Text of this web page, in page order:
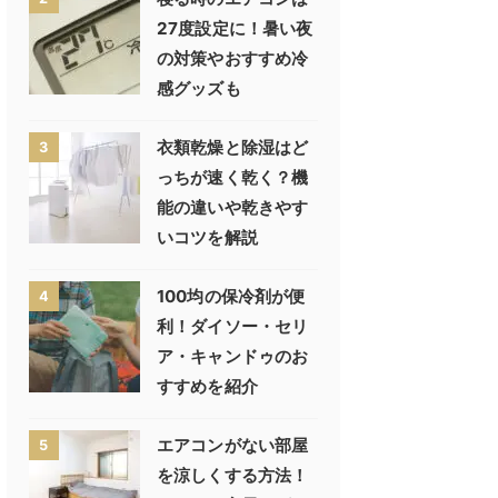
27度設定に！暑い夜
の対策やおすすめ冷
感グッズも
3
衣類乾燥と除湿はど
っちが速く乾く？機
能の違いや乾きやす
いコツを解説
4
100均の保冷剤が便
利！ダイソー・セリ
ア・キャンドゥのお
すすめを紹介
5
エアコンがない部屋
を涼しくする方法！